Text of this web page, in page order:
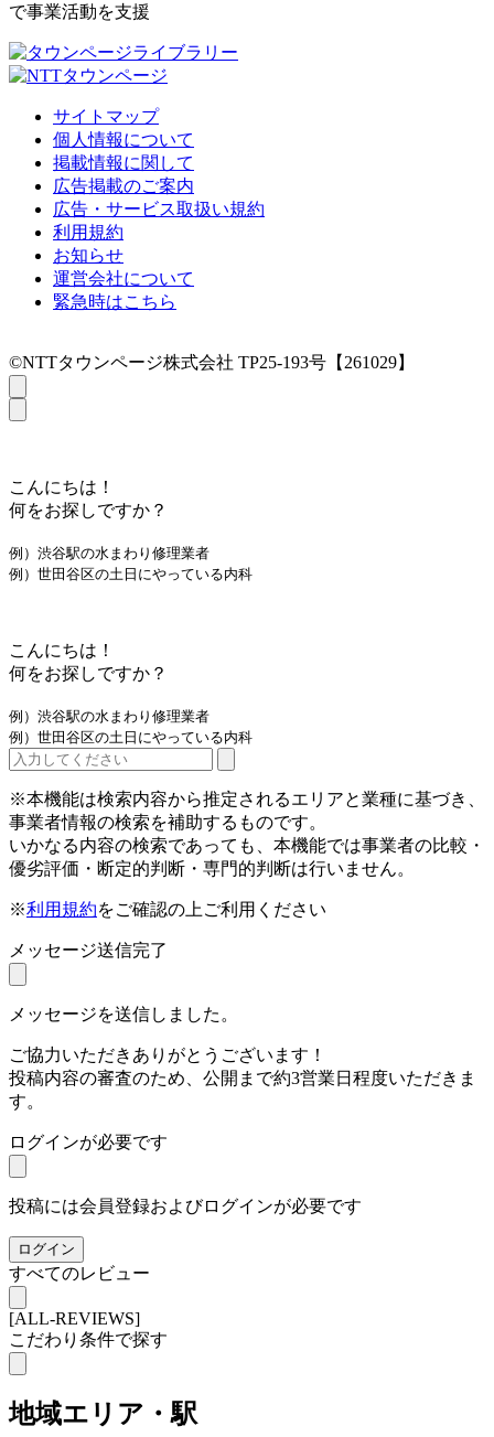
で事業活動を支援
サイトマップ
個人情報について
掲載情報に関して
広告掲載のご案内
広告・サービス取扱い規約
利用規約
お知らせ
運営会社について
緊急時はこちら
©NTTタウンページ株式会社 TP25-193号【261029】
こんにちは！
何をお探しですか？
例）渋谷駅の水まわり修理業者
例）世田谷区の土日にやっている内科
こんにちは！
何をお探しですか？
例）渋谷駅の水まわり修理業者
例）世田谷区の土日にやっている内科
※本機能は検索内容から推定されるエリアと業種に基づき、
事業者情報の検索を補助するものです。
いかなる内容の検索であっても、本機能では事業者の比較・
優劣評価・断定的判断・専門的判断は行いません。
※利用規約をご確認の上ご利用ください
メッセージ送信完了
メッセージを送信しました。
ご協力いただきありがとうございます！
投稿内容の審査のため、公開まで約3営業日程度いただきま
す。
ログインが必要です
投稿には会員登録およびログインが必要です
ログイン
すべてのレビュー
[ALL-REVIEWS]
こだわり条件で探す
地域エリア・駅